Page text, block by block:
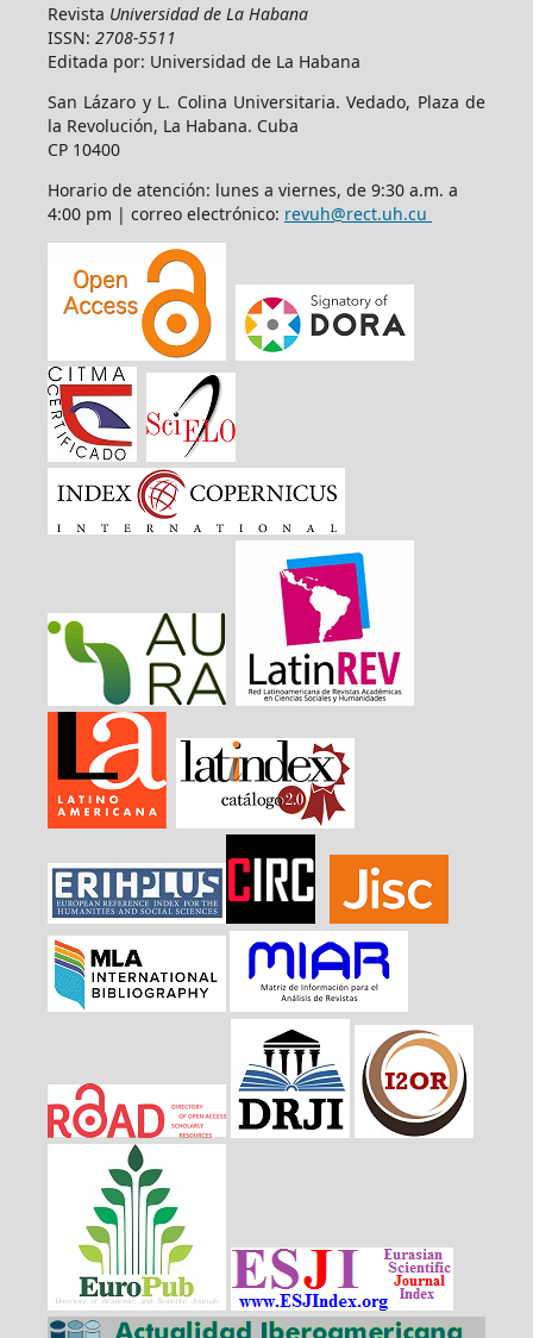
Revista Universidad de La Habana
ISSN: 2708-5511
Editada por: Universidad de La Habana
San Lázaro y L. Colina Universitaria. Vedado, Plaza de
la Revolución, La Habana. Cuba
CP 10400
Horario de atención: lunes a viernes, de 9:30 a.m. a
4:00 pm | correo electrónico: revuh@rect.uh.cu